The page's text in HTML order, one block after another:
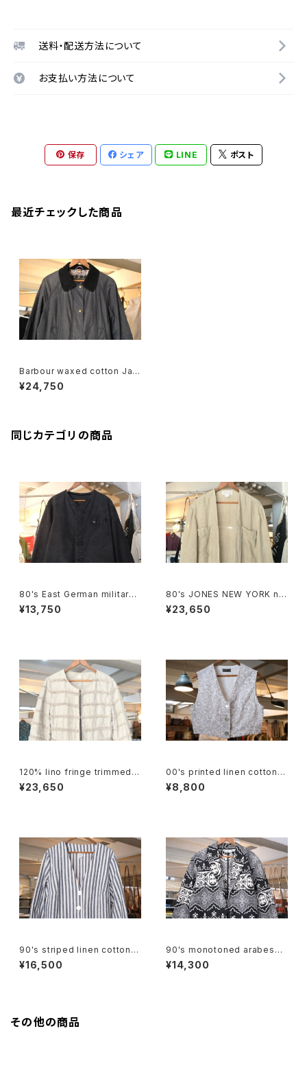
送料・配送方法について
お支払い方法について
保存 シェア LINE ポスト
最近チェックした商品
Barbour waxed cotton Jac
ket "LIBERTY BEADNELL"
¥24,750
同じカテゴリの商品
80's East German military
Jacket "remade"
¥13,750
80's JONES NEW YORK nat
ural linen sack open Coat
¥23,650
120% lino fringe trimmed c
ollarless Jacket
¥23,650
00's printed linen cotton s
hort Vest
¥8,800
90's striped linen cotton V
-neck Jacket
¥16,500
90's monotoned arabesqu
e gobelin short Jacket
¥14,300
その他の商品